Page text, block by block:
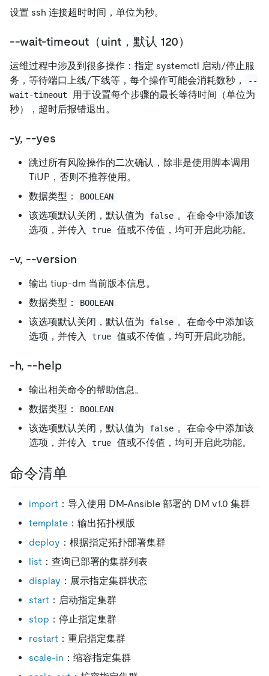
设置 ssh 连接超时时间，单位为秒。
--wait-timeout（uint，默认 120）
运维过程中涉及到很多操作：指定 systemctl 启动/停止服
务，等待端口上线/下线等，每个操作可能会消耗数秒，
--
wait-timeout
用于设置每个步骤的最长等待时间（单位为
秒），超时后报错退出。
-y, --yes
跳过所有风险操作的二次确认，除非是使用脚本调用
TiUP，否则不推荐使用。
数据类型：
BOOLEAN
该选项默认关闭，默认值为 false 。在命令中添加该
选项，并传入
true 值或不传值，均可开启此功能。
-v, --version
输出 tiup-dm 当前版本信息。
数据类型：
BOOLEAN
该选项默认关闭，默认值为 false 。在命令中添加该
选项，并传入
true 值或不传值，均可开启此功能。
-h, --help
输出相关命令的帮助信息。
数据类型：
BOOLEAN
该选项默认关闭，默认值为 false 。在命令中添加该
选项，并传入
true 值或不传值，均可开启此功能。
命令清单
import ：导入使用 DM-Ansible 部署的 DM v1.0 集群
template ：输出拓扑模版
deploy ：根据指定拓扑部署集群
list ：查询已部署的集群列表
display ：展示指定集群状态
start ：启动指定集群
stop ：停止指定集群
restart ：重启指定集群
scale-in ：缩容指定集群